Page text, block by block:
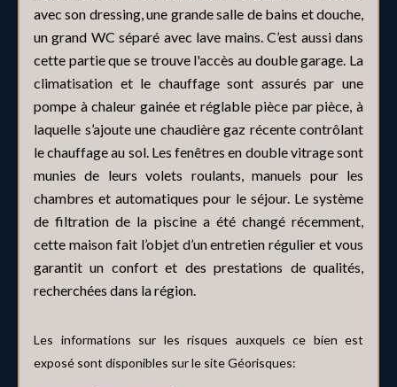
avec son dressing, une grande salle de bains et douche,
un grand WC séparé avec lave mains. C’est aussi dans
cette partie que se trouve l'accès au double garage. La
climatisation et le chauffage sont assurés par une
pompe à chaleur gainée et réglable pièce par pièce, à
laquelle s’ajoute une chaudière gaz récente contrôlant
le chauffage au sol. Les fenêtres en double vitrage sont
munies de leurs volets roulants, manuels pour les
chambres et automatiques pour le séjour. Le système
de filtration de la piscine a été changé récemment,
cette maison fait l’objet d’un entretien régulier et vous
garantit un confort et des prestations de qualités,
recherchées dans la région.
Les informations sur les risques auxquels ce bien est
exposé sont disponibles sur le site Géorisques: